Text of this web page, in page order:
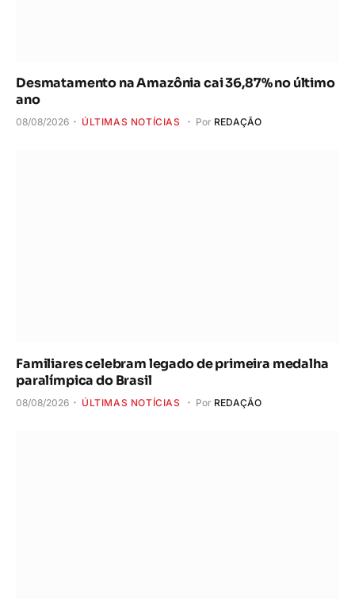
Desmatamento na Amazônia cai 36,87% no último
ano
08/08/2026 ÚLTIMAS NOTÍCIAS Por REDAÇÃO
Familiares celebram legado de primeira medalha
paralímpica do Brasil
08/08/2026 ÚLTIMAS NOTÍCIAS Por REDAÇÃO